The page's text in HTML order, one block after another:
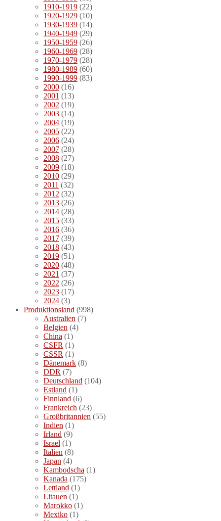
1910-1919 (22)
1920-1929 (10)
1930-1939 (14)
1940-1949 (29)
1950-1959 (26)
1960-1969 (28)
1970-1979 (28)
1980-1989 (60)
1990-1999 (83)
2000 (16)
2001 (13)
2002 (19)
2003 (14)
2004 (19)
2005 (22)
2006 (24)
2007 (28)
2008 (27)
2009 (18)
2010 (29)
2011 (32)
2012 (32)
2013 (26)
2014 (28)
2015 (33)
2016 (36)
2017 (39)
2018 (43)
2019 (51)
2020 (48)
2021 (37)
2022 (26)
2023 (17)
2024 (3)
Produktionsland (998)
Australien (7)
Belgien (4)
China (1)
CSFR (1)
CSSR (1)
Dänemark (8)
DDR (7)
Deutschland (104)
Estland (1)
Finnland (6)
Frankreich (23)
Großbritannien (55)
Indien (1)
Irland (9)
Israel (1)
Italien (8)
Japan (4)
Kambodscha (1)
Kanada (175)
Lettland (1)
Litauen (1)
Marokko (1)
Mexiko (1)